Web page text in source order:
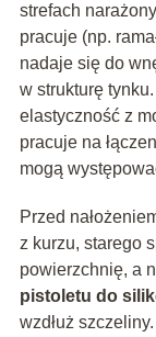
strefach
pracuje (np.
nadaje się do
w strukturę tynku.
elastyczność z
pracuje na
mogą
Przed
z kurzu, starego
powierzchnię, a
pistoletu do
wzdłuż